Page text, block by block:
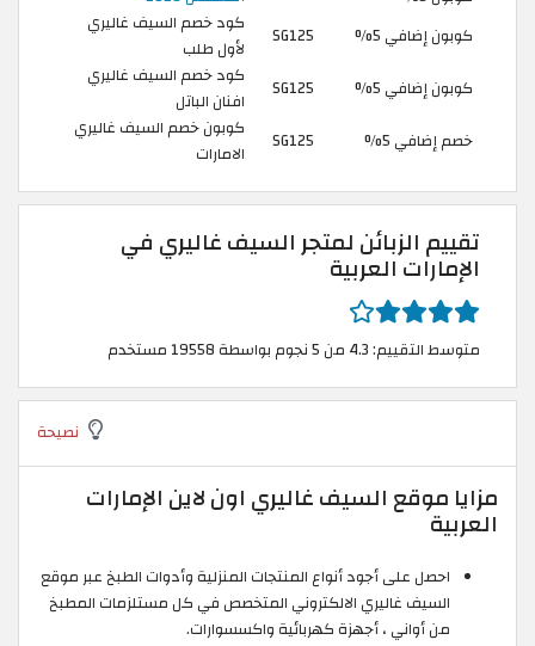
كوبون إضافي 5%
SG125
كود خصم السيف غاليري
لأول طلب
كوبون إضافي 5%
SG125
كود خصم السيف غاليري
افنان الباتل
خصم إضافي 5%
SG125
كوبون خصم السيف غاليري
الامارات
تقييم الزبائن لمتجر السيف غاليري في
الإمارات العربية
متوسط التقييم: 4.3 من 5 نجوم بواسطة 19558 مستخدم
نصيحة
مزايا موقع السيف غاليري اون لاين الإمارات
العربية
احصل على أجود أنواع المنتجات المنزلية وأدوات الطبخ عبر موقع
السيف غاليري الالكتروني المتخصص في كل مستلزمات المطبخ
من أواني ، أجهزة كهربائية واكسسوارات.